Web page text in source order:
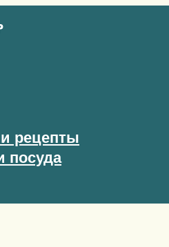
рецепты
посуда